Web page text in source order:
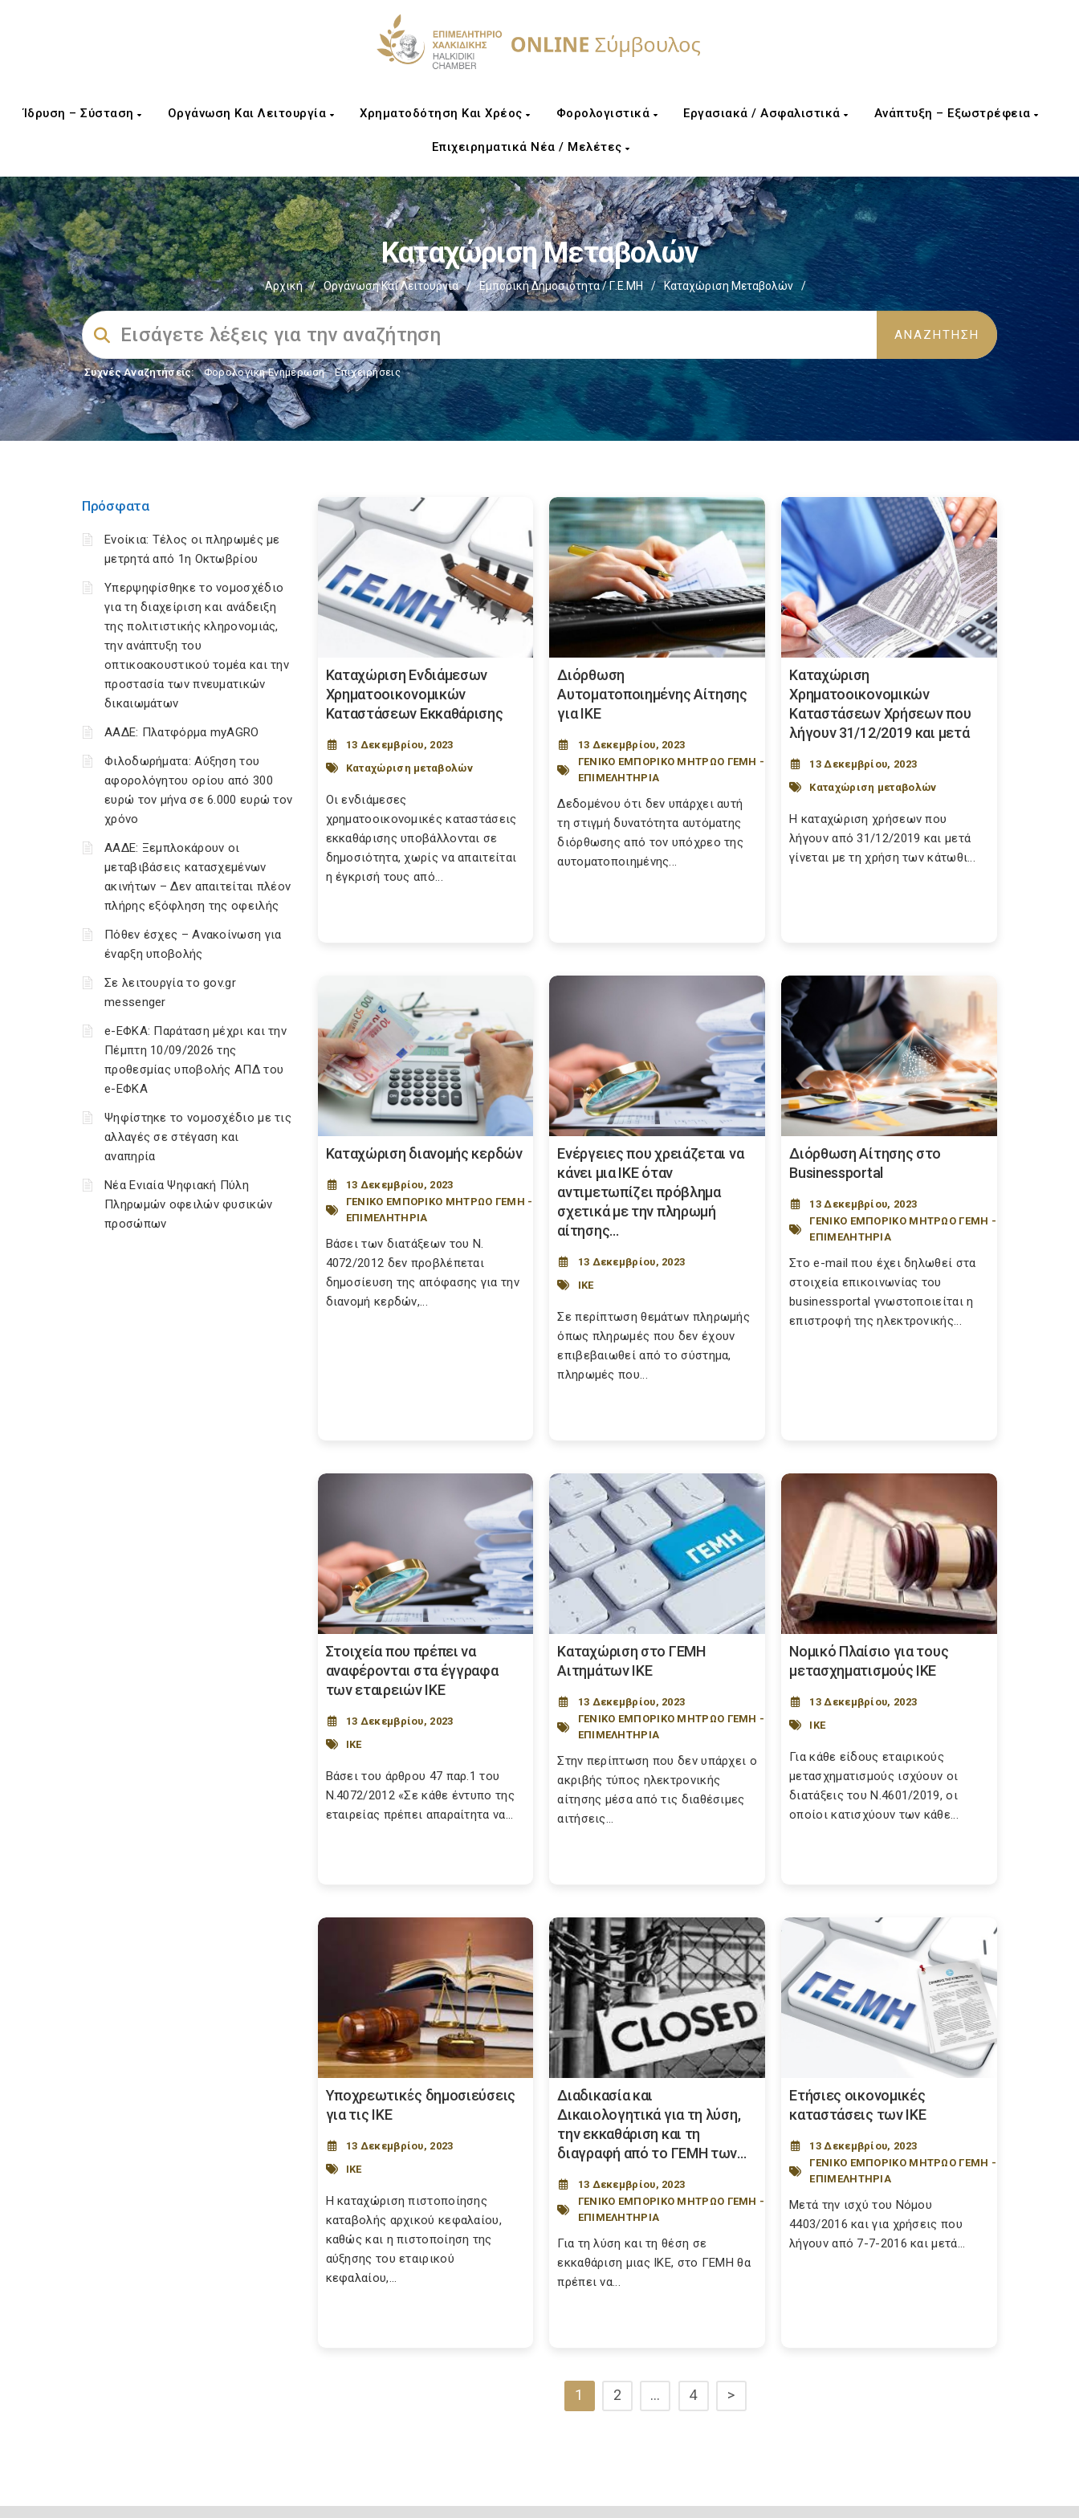
Ίδρυση – Σύσταση Οργάνωση Και Λειτουργία Χρηματοδότηση Και Χρέος Φορολογιστικά Εργασιακά / Ασφαλιστικά Ανάπτυξη – Εξωστρέφεια
Επιχειρηματικά Νέα / Μελέτες
Καταχώριση Μεταβολών
Αρχική / Οργάνωση Και Λειτουργία / Εμπορική Δημοσιότητα / Γ.Ε.ΜΗ / Καταχώριση Μεταβολών /
Συχνές Αναζητήσεις: Φορολογικη Ενημέρωση, Επιχειρήσεις
Πρόσφατα
Ενοίκια: Τέλος οι πληρωμές με
μετρητά από 1η Οκτωβρίου
Υπερψηφίσθηκε το νομοσχέδιο
για τη διαχείριση και ανάδειξη
της πολιτιστικής κληρονομιάς,
την ανάπτυξη του
οπτικοακουστικού τομέα και την
προστασία των πνευματικών
δικαιωμάτων
ΑΑΔΕ: Πλατφόρμα myAGRO
Φιλοδωρήματα: Αύξηση του
αφορολόγητου ορίου από 300
ευρώ τον μήνα σε 6.000 ευρώ τον
χρόνο
ΑΑΔΕ: Ξεμπλοκάρουν οι
μεταβιβάσεις κατασχεμένων
ακινήτων – Δεν απαιτείται πλέον
πλήρης εξόφληση της οφειλής
Πόθεν έσχες – Ανακοίνωση για
έναρξη υποβολής
Σε λειτουργία το gov.gr
messenger
e-ΕΦΚΑ: Παράταση μέχρι και την
Πέμπτη 10/09/2026 της
προθεσμίας υποβολής ΑΠΔ του
e-ΕΦΚΑ
Ψηφίστηκε το νομοσχέδιο με τις
αλλαγές σε στέγαση και
αναπηρία
Νέα Ενιαία Ψηφιακή Πύλη
Πληρωμών οφειλών φυσικών
προσώπων
Καταχώριση Ενδιάμεσων
Χρηματοοικονομικών
Καταστάσεων Εκκαθάρισης
13 Δεκεμβρίου, 2023
Καταχώριση μεταβολών
Οι ενδιάμεσες
χρηματοοικονομικές καταστάσεις
εκκαθάρισης υποβάλλονται σε
δημοσιότητα, χωρίς να απαιτείται
η έγκρισή τους από...
Διόρθωση
Αυτοματοποιημένης Αίτησης
για ΙΚΕ
13 Δεκεμβρίου, 2023
ΓΕΝΙΚΟ ΕΜΠΟΡΙΚΟ ΜΗΤΡΩΟ ΓΕΜΗ -
ΕΠΙΜΕΛΗΤΗΡΙΑ
Δεδομένου ότι δεν υπάρχει αυτή
τη στιγμή δυνατότητα αυτόματης
διόρθωσης από τον υπόχρεο της
αυτοματοποιημένης...
Καταχώριση
Χρηματοοικονομικών
Καταστάσεων Χρήσεων που
λήγουν 31/12/2019 και μετά
13 Δεκεμβρίου, 2023
Καταχώριση μεταβολών
Η καταχώριση χρήσεων που
λήγουν από 31/12/2019 και μετά
γίνεται με τη χρήση των κάτωθι...
Καταχώριση διανομής κερδών
13 Δεκεμβρίου, 2023
ΓΕΝΙΚΟ ΕΜΠΟΡΙΚΟ ΜΗΤΡΩΟ ΓΕΜΗ -
ΕΠΙΜΕΛΗΤΗΡΙΑ
Βάσει των διατάξεων του Ν.
4072/2012 δεν προβλέπεται
δημοσίευση της απόφασης για την
διανομή κερδών,...
Ενέργειες που χρειάζεται να
κάνει μια ΙΚΕ όταν
αντιμετωπίζει πρόβλημα
σχετικά με την πληρωμή
αίτησης...
13 Δεκεμβρίου, 2023
ΙΚΕ
Σε περίπτωση θεμάτων πληρωμής
όπως πληρωμές που δεν έχουν
επιβεβαιωθεί από το σύστημα,
πληρωμές που...
Διόρθωση Αίτησης στο
Businessportal
13 Δεκεμβρίου, 2023
ΓΕΝΙΚΟ ΕΜΠΟΡΙΚΟ ΜΗΤΡΩΟ ΓΕΜΗ -
ΕΠΙΜΕΛΗΤΗΡΙΑ
Στο e-mail που έχει δηλωθεί στα
στοιχεία επικοινωνίας του
businessportal γνωστοποιείται η
επιστροφή της ηλεκτρονικής...
Στοιχεία που πρέπει να
αναφέρονται στα έγγραφα
των εταιρειών ΙΚΕ
13 Δεκεμβρίου, 2023
ΙΚΕ
Βάσει του άρθρου 47 παρ.1 του
Ν.4072/2012 «Σε κάθε έντυπο της
εταιρείας πρέπει απαραίτητα να...
Καταχώριση στο ΓΕΜΗ
Αιτημάτων ΙΚΕ
13 Δεκεμβρίου, 2023
ΓΕΝΙΚΟ ΕΜΠΟΡΙΚΟ ΜΗΤΡΩΟ ΓΕΜΗ -
ΕΠΙΜΕΛΗΤΗΡΙΑ
Στην περίπτωση που δεν υπάρχει ο
ακριβής τύπος ηλεκτρονικής
αίτησης μέσα από τις διαθέσιμες
αιτήσεις...
Νομικό Πλαίσιο για τους
μετασχηματισμούς ΙΚΕ
13 Δεκεμβρίου, 2023
ΙΚΕ
Για κάθε είδους εταιρικούς
μετασχηματισμούς ισχύουν οι
διατάξεις του Ν.4601/2019, οι
οποίοι κατισχύουν των κάθε...
Υποχρεωτικές δημοσιεύσεις
για τις ΙΚΕ
13 Δεκεμβρίου, 2023
ΙΚΕ
Η καταχώριση πιστοποίησης
καταβολής αρχικού κεφαλαίου,
καθώς και η πιστοποίηση της
αύξησης του εταιρικού
κεφαλαίου,...
Διαδικασία και
Δικαιολογητικά για τη λύση,
την εκκαθάριση και τη
διαγραφή από το ΓΕΜΗ των...
13 Δεκεμβρίου, 2023
ΓΕΝΙΚΟ ΕΜΠΟΡΙΚΟ ΜΗΤΡΩΟ ΓΕΜΗ -
ΕΠΙΜΕΛΗΤΗΡΙΑ
Για τη λύση και τη θέση σε
εκκαθάριση μιας ΙΚΕ, στο ΓΕΜΗ θα
πρέπει να...
Ετήσιες οικονομικές
καταστάσεις των ΙΚΕ
13 Δεκεμβρίου, 2023
ΓΕΝΙΚΟ ΕΜΠΟΡΙΚΟ ΜΗΤΡΩΟ ΓΕΜΗ -
ΕΠΙΜΕΛΗΤΗΡΙΑ
Μετά την ισχύ του Νόμου
4403/2016 και για χρήσεις που
λήγουν από 7-7-2016 και μετά...
1 2 … 4 >